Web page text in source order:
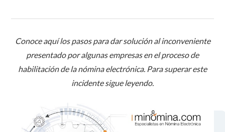
Conoce aquí los pasos para dar solución al inconveniente
presentado por algunas empresas en el proceso de
habilitación de la nómina electrónica. Para superar este
incidente sigue leyendo.